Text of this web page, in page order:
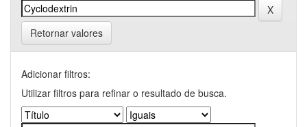
Retornar valores
Adicionar filtros:
Utilizar filtros para refinar o resultado de busca.